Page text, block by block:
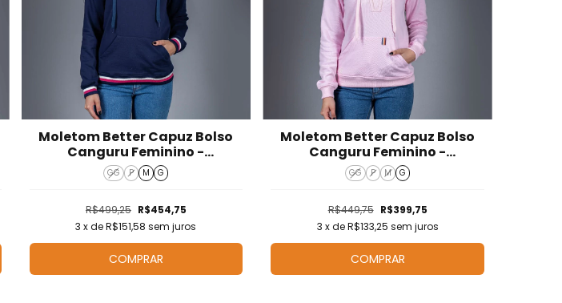
Moletom Better Capuz Bolso
Canguru Feminino -
M526005
GG P M G
R$499,25 R$454,75
3 x deR$151,58 sem juros
COMPRAR
Moletom Better Capuz Bolso
Canguru Feminino -
M526004
GG P M G
R$449,75 R$399,75
3 x deR$133,25 sem juros
COMPRAR